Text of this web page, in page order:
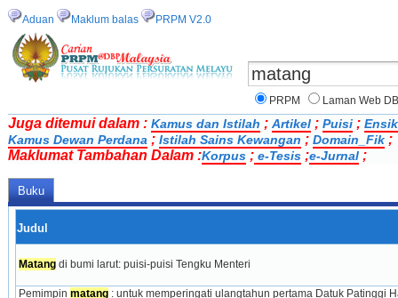
Aduan Maklum balas PRPM V2.0
PRPM Laman Web
Juga ditemui dalam : Kamus dan Istilah ; Artikel ; Puisi ;
Kamus Dewan Perdana ; Istilah Sains Kewangan ; Domain_Fik ;
Maklumat Tambahan Dalam :Korpus ; e-Tesis ;e-Jurnal ;
Buku
Judul
Matang di bumi larut: puisi-puisi Tengku Menteri
Pemimpin matang : untuk memperingati ulangtahun pertama Datuk Patinggi